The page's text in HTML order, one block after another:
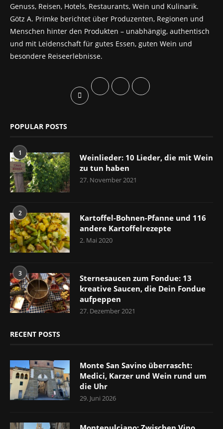
Genuss, Reisen, Hotels, Restaurants, Wein und Kulinarik.
Götz A. Primke berichtet über Produzenten, Regionen und
Menschen hinter den Produkten – unabhängig, authentisch
und mit Leidenschaft für gutes Essen, guten Wein und
besondere Reiseerlebnisse.
POPULAR POSTS
1
Weinlieder: 10 Lieder, die mit Wein
zu tun haben
27. November 2021
2
Kartoffel-Bohnen-Pfanne und 116
andere Kartoffelrezepte
2. Mai 2020
3
Sternesaucen zum Fondue: 13
kreative Saucen, die Dein Fondue
aufpeppen
27. Dezember 2021
RECENT POSTS
Monte San Savino überrascht:
Medici, Karzer und Wein rund um
die Uhr
29. Juni 2026